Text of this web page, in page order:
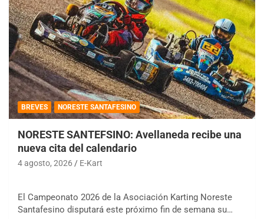
BREVES NORESTE SANTAFESINO
NORESTE SANTEFSINO: Avellaneda recibe una
nueva cita del calendario
4 agosto, 2026 E-Kart
El Campeonato 2026 de la Asociación Karting Noreste
Santafesino disputará este próximo fin de semana su…